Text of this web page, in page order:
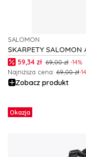
SKARPETY SALOMON
PRODUCENT
SALOMON
Cena promocyjna
59,34 zł 69,00 zł -14%
Najniższa cena: 69,00 zł-
Zobacz produkt
Okazja